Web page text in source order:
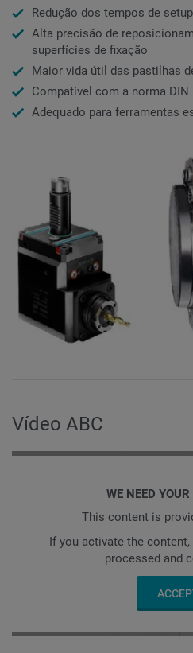
Redução dos tempos de
Alta precisão de
superfícies de fixação
Maior vida útil das pastilhas
Compatível com a norma DIN
Adequado para ferramentas
Vídeo ABC
WE NEED
This content is
If you activate the
processed and